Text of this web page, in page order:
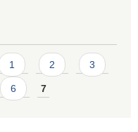
1 2 3
6 7